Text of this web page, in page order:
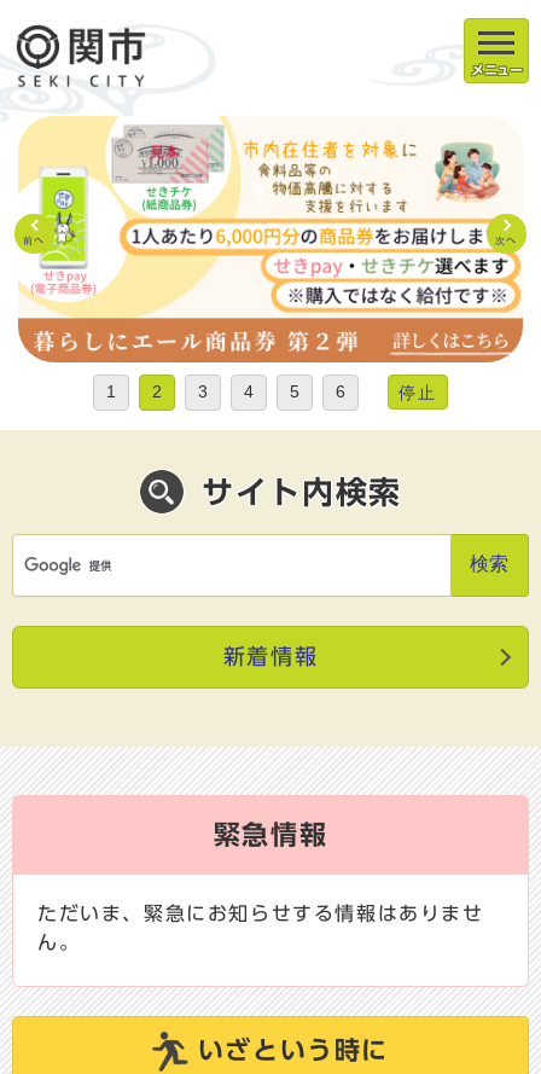
メニュー
前へ 次へ
1 2 3 4 5 6 停止
サイト内検索
検索
新着情報
緊急情報
ただいま、緊急にお知らせする情報はありませ
ん。
いざという時に